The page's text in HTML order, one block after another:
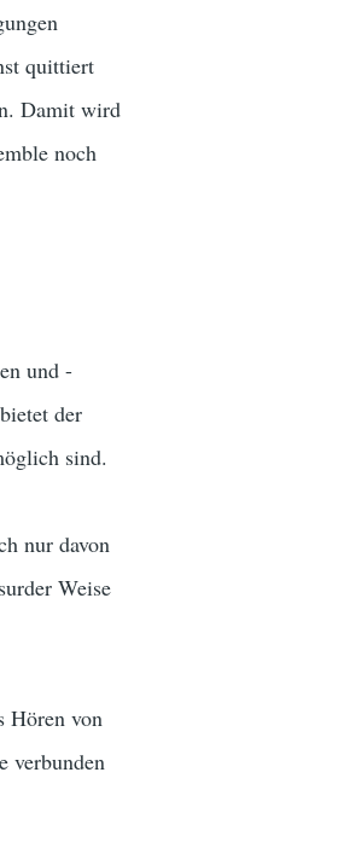
quittiert
Damit wird
noch
und -
der
sind.
nur davon
Weise
Hören von
verbunden